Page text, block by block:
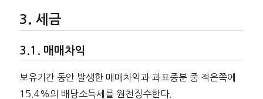
세금
매매차익
보유기간 동안 발생한 매매차익과 과표증분 중 적은쪽에
15.4%의 배당소득세를 원천징수한다.